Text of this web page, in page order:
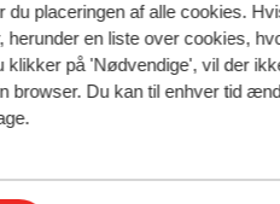
placeringen af alle cookies.
en liste over cookies,
på 'Nødvendige', vil der
browser. Du kan til enhver tid
året rundt. Med
behagelige, hvilket